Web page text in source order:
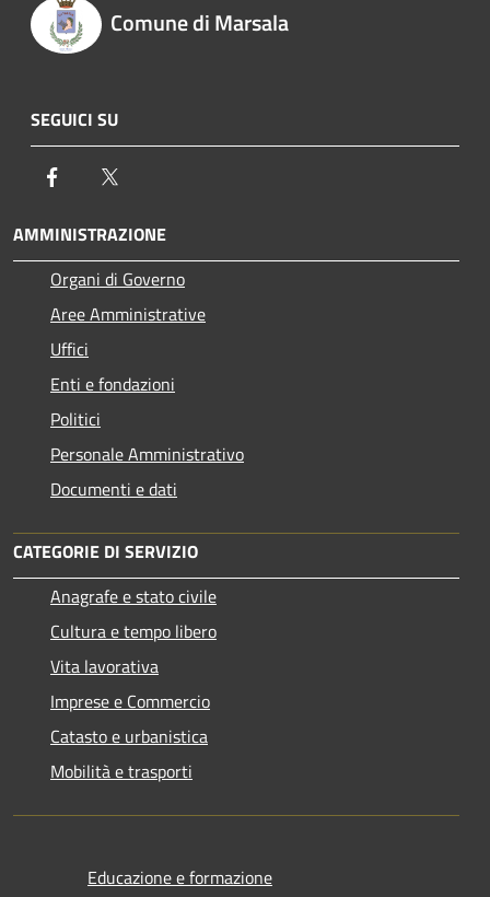
Comune di Marsala
SEGUICI SU
Facebook
AMMINISTRAZIONE
Organi di Governo
Aree Amministrative
Uffici
Enti e fondazioni
Politici
Personale Amministrativo
Documenti e dati
CATEGORIE DI SERVIZIO
Anagrafe e stato civile
Cultura e tempo libero
Vita lavorativa
Imprese e Commercio
Catasto e urbanistica
Mobilità e trasporti
Educazione e formazione